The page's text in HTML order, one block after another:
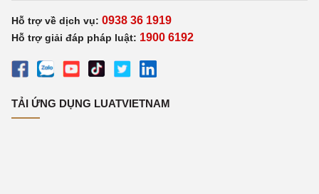
Hỗ trợ về dịch vụ: 0938 36 1919
Hỗ trợ giải đáp pháp luật: 1900 6192
TẢI ỨNG DỤNG LUATVIETNAM